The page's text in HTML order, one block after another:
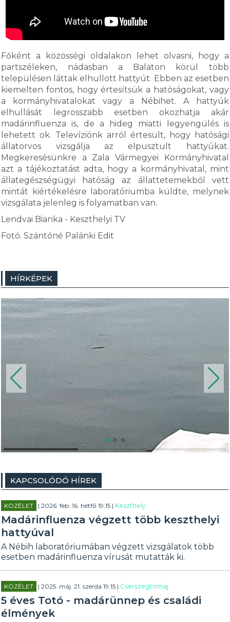
Főként a közösségi oldalakon lehet olvasni, hogy a
partszéleken, nádasban a Balaton körül több
településen láttak elhullott hattyút. Ebben az esetben
kiemelten fontos, hogy értesítsük a hatóságokat, vagy
a kormányhivatalokat vagy a Nébihet. A hattyúk
elhullását legrosszabb esetben okozhatja akár
madárinfluenza is, de a hideg miatti legyengülés is
lehetett ok. Televíziónk arról értesült, hogy hatósági
állatorvos vizsgálja az elpusztult hattyúkat.
Megkeresésünkre a Zala Vármegyei Kormányhivatal
azt a tájékoztatást adta, hogy a kormányhivatal, mint
állategészségügyi hatóság az állattetemekből vett
mintát kiértékelésre laboratóriumba küldte, melynek
vizsgálata jelenleg is folyamatban van.
Lendvai Bianka - Keszthelyi TV
Fotó. Szántóné Palánki Edit
HÍRKÉPEK
KAPCSOLÓDÓ HÍREK
KÖZÉLET | 2026. feb. 16. hétfő 19:15 |Keszthely
Madárinfluenza végzett több keszthelyi
hattyúval
A Nébih laboratóriumában végzett vizsgálatok több
esetben madárinfluenza vírusát mutatták ki.
KÖZÉLET | 2025. máj. 21. szerda 19:15 |Cserszegtomaj
5 éves Totó - madárünnep és családi
élmények